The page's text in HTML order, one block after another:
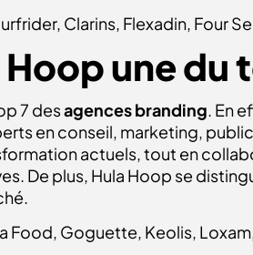
Clarins, Flexadin, Four
Hoop une
7 desagences branding. En
en conseil, marketing,
actuels, tout en
De plus, Hula Hoop se
Food, Goguette, Keolis,